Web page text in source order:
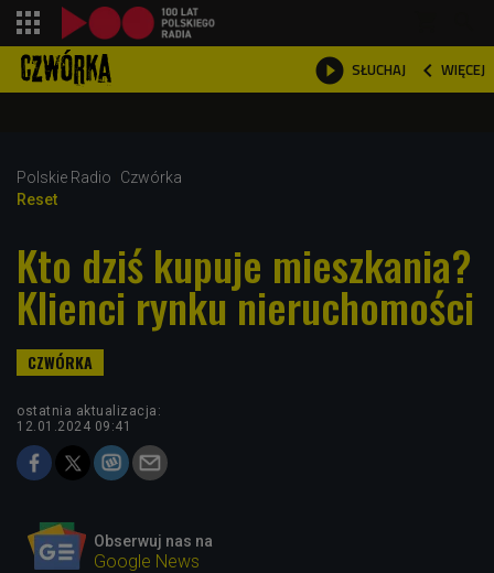
 SŁUCHAJ  WIĘCEJ

Polskie Radio
Czwórka
Reset
Kto dziś kupuje mieszkania?
Klienci rynku nieruchomości
ostatnia aktualizacja:
12.01.2024 09:41
Obserwuj nas na
Google News